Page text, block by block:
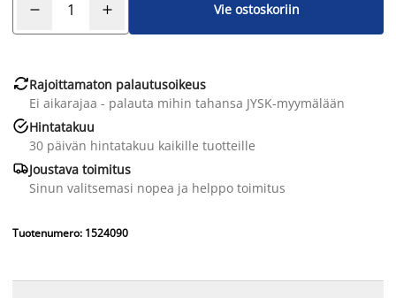
Vie ostoskoriin
Rajoittamaton palautusoikeus
Ei aikarajaa - palauta mihin tahansa JYSK-myymälään
Hintatakuu
30 päivän hintatakuu kaikille tuotteille
Joustava toimitus
Sinun valitsemasi nopea ja helppo toimitus
Tuotenumero: 1524090